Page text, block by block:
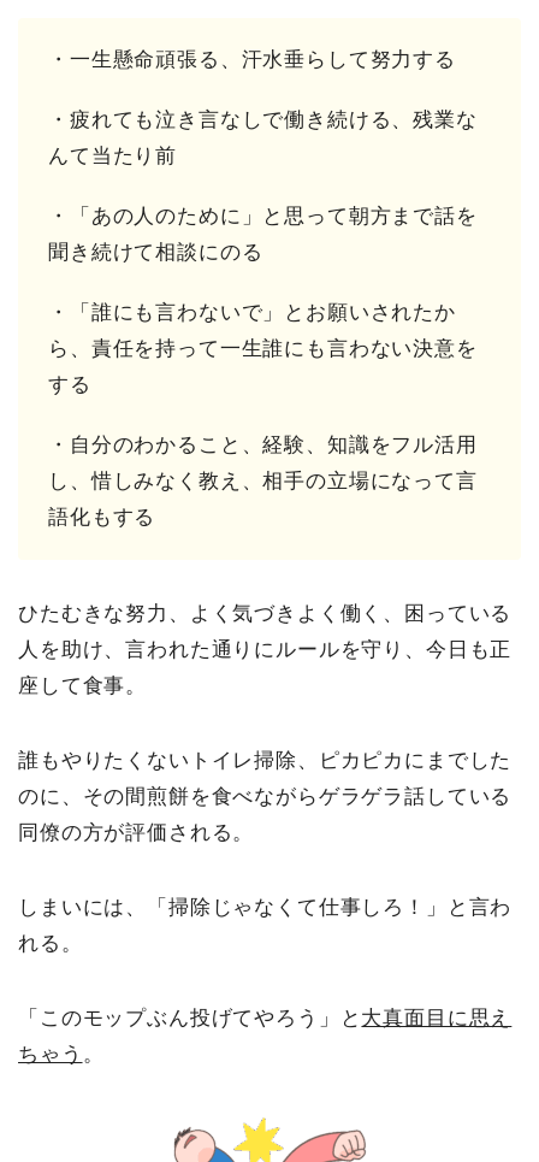
・一生懸命頑張る、汗水垂らして努力する
・疲れても泣き言なしで働き続ける、残業な
んて当たり前
・「あの人のために」と思って朝方まで話を
聞き続けて相談にのる
・「誰にも言わないで」とお願いされたか
ら、責任を持って一生誰にも言わない決意を
する
・自分のわかること、経験、知識をフル活用
し、惜しみなく教え、相手の立場になって言
語化もする
ひたむきな努力、よく気づきよく働く、困っている
人を助け、言われた通りにルールを守り、今日も正
座して食事。
誰もやりたくないトイレ掃除、ピカピカにまでした
のに、その間煎餅を食べながらゲラゲラ話している
同僚の方が評価される。
しまいには、「掃除じゃなくて仕事しろ！」と言わ
れる。
「このモップぶん投げてやろう」と 大真面目に思え
ちゃう 。